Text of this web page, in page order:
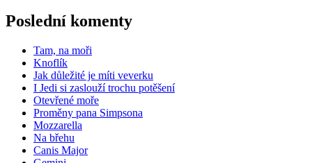
Poslední komenty
Tam, na moři
Knoflík
Jak důležité je míti veverku
I Jedi si zaslouží trochu potěšení
Otevřené moře
Proměny pana Simpsona
Mozzarella
Na břehu
Canis Major